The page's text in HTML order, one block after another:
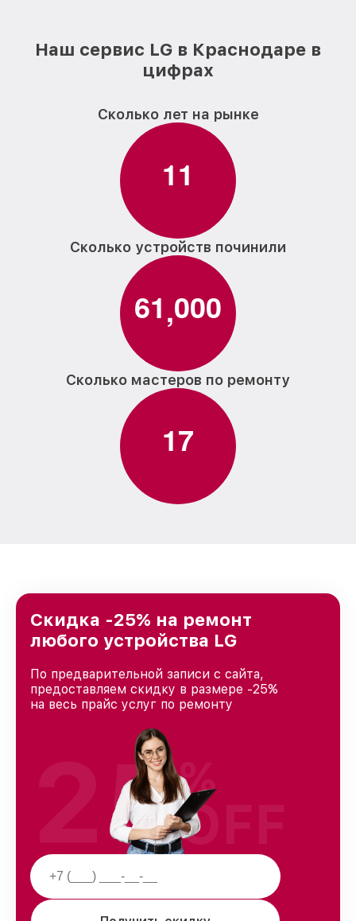
Наш сервис LG в Краснодаре в
цифрах
Сколько лет на рынке
11
Сколько устройств починили
61,000
Сколько мастеров по ремонту
17
Скидка -25% на ремонт
любого устройства LG
По предварительной записи с сайта,
предоставляем скидку в размере -25%
на весь прайс услуг по ремонту
25%
OFF